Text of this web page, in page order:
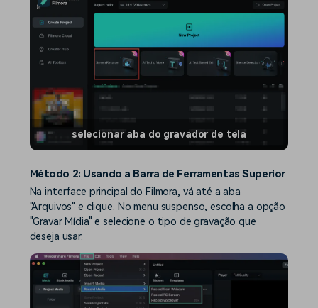
selecionar aba do gravador de tela
Método 2: Usando a Barra de Ferramentas Superior
Na interface principal do Filmora, vá até a aba
"Arquivos" e clique. No menu suspenso, escolha a opção
"Gravar Mídia" e selecione o tipo de gravação que
deseja usar.